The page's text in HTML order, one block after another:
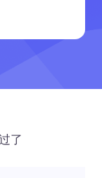
了